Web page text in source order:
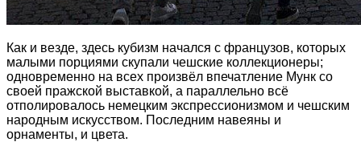
Как и везде, здесь кубизм начался с французов, которых
малыми порциями скупали чешские коллекционеры;
одновременно на всех произвёл впечатление Мунк со
своей пражской выставкой, а параллельно всё
отполировалось немецким экспрессионизмом и чешским
народным искусством. Последним навеяны и
орнаменты, и цвета.